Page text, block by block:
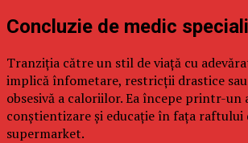
Concluzie de medic
Tranziția către un stil de viață cu
implică înfometare, restricții drastice
obsesivă a caloriilor. Ea începe printr-
conștientizare și educație în fața raftului
supermarket.